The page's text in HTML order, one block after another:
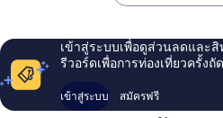
เข้าสู่ระบบเพื่อดูส่วนลดและ
รีวอร์ดเพื่อการท่องเที่ยวครั้งถั
เข้าสู่ระบบ สมัครฟรี